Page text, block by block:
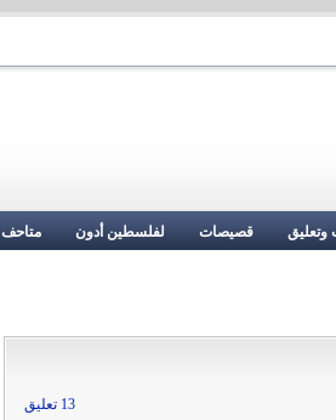
وتعليق قصيصات لفلسطين أدون متاحف
13 تعليق